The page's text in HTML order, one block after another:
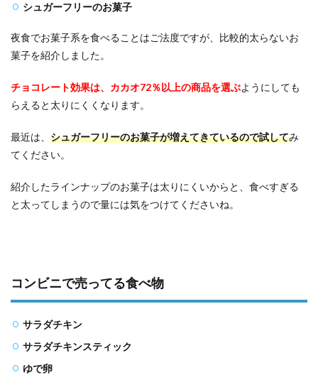
シュガーフリーのお菓子
夜食でお菓子系を食べることはご法度ですが、比較的太らないお
菓子を紹介しました。
チョコレート効果は、カカオ72％以上の商品を選ぶようにしても
らえると太りにくくなります。
最近は、 シュガーフリーのお菓子が増えてきているので試してみ
てください。
紹介したラインナップのお菓子は太りにくいからと、食べすぎる
と太ってしまうので量には気をつけてくださいね。
コンビニで売ってる食べ物
サラダチキン
サラダチキンスティック
ゆで卵